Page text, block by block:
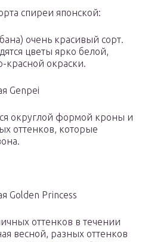
спиреи японской:
очень красивый сорт.
цветы ярко белой,
красной окраски.
Genpei
округлой формой кроны и
оттенков, которые
Golden Princess
оттенков в течении
весной, разных оттенков